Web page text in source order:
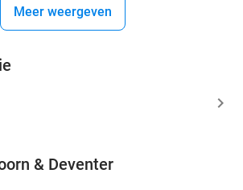
Meer weergeven
& Deventer